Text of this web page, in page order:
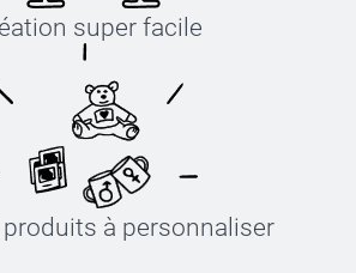
super facile
à personnaliser